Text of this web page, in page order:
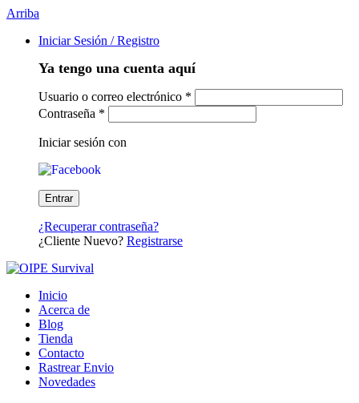
Arriba
Iniciar Sesión / Registro
Ya tengo una cuenta aquí
Usuario o correo electrónico *
Contraseña *
Iniciar sesión con
¿Recuperar contraseña?
¿Cliente Nuevo? Registrarse
Inicio
Acerca de
Blog
Tienda
Contacto
Rastrear Envio
Novedades